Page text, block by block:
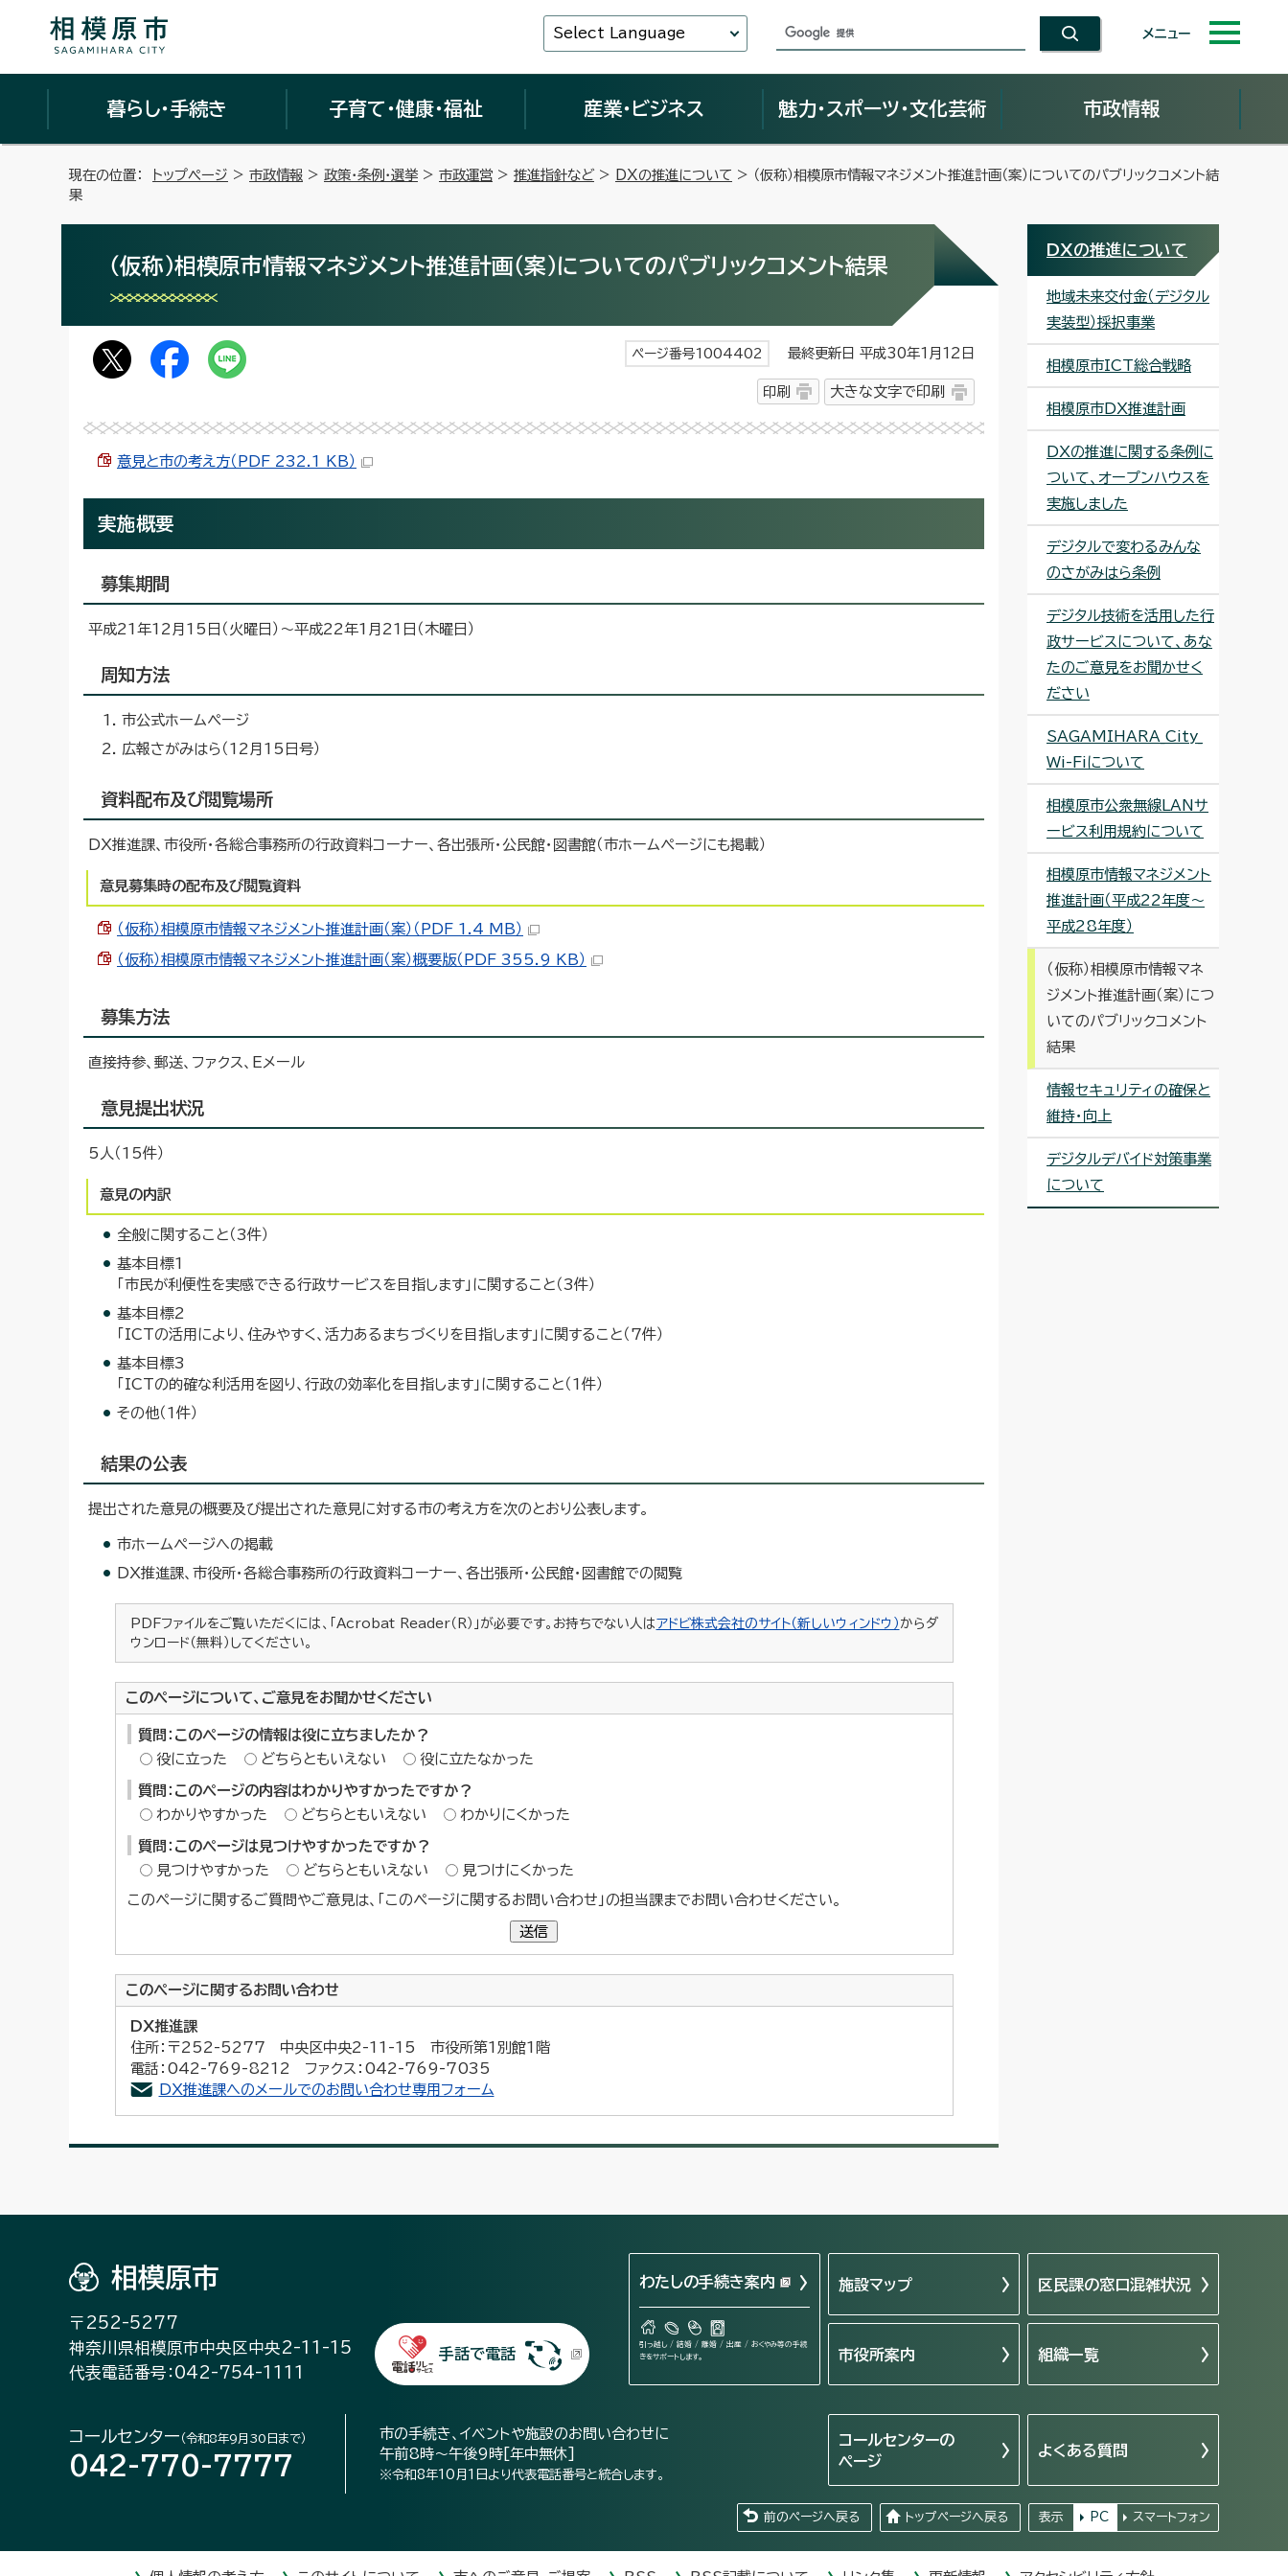
Select Language メニュー
暮らし・手続き 子育て・健康・福祉 産業・ビジネス 魅力・スポーツ・文化芸術 市政情報
現在の位置： トップページ > 市政情報 > 政策・条例・選挙 > 市政運営 > 推進指針など > DXの推進について > （仮称）相模原市情報マネジメント推進計画（案）についてのパブリックコメント結
果
（仮称）相模原市情報マネジメント推進計画（案）についてのパブリックコメント結果
ページ番号1004402 最終更新日 平成30年1月12日
印刷 大きな文字で印刷
意見と市の考え方（PDF 232.1 KB）
実施概要
募集期間
平成21年12月15日（火曜日）～平成22年1月21日（木曜日）
周知方法
市公式ホームページ
広報さがみはら（12月15日号）
資料配布及び閲覧場所
DX推進課、市役所・各総合事務所の行政資料コーナー、各出張所・公民館・図書館（市ホームページにも掲載）
意見募集時の配布及び閲覧資料
（仮称）相模原市情報マネジメント推進計画（案）（PDF 1.4 MB）
（仮称）相模原市情報マネジメント推進計画（案）概要版（PDF 355.9 KB）
募集方法
直接持参、郵送、ファクス、Eメール
意見提出状況
5人（15件）
意見の内訳
全般に関すること（3件）
基本目標1
「市民が利便性を実感できる行政サービスを目指します」に関すること（3件）
基本目標2
「ICTの活用により、住みやすく、活力あるまちづくりを目指します」に関すること（7件）
基本目標3
「ICTの的確な利活用を図り、行政の効率化を目指します」に関すること（1件）
その他（1件）
結果の公表
提出された意見の概要及び提出された意見に対する市の考え方を次のとおり公表します。
市ホームページへの掲載
DX推進課、市役所・各総合事務所の行政資料コーナー、各出張所・公民館・図書館での閲覧
PDFファイルをご覧いただくには、「Acrobat Reader（R）」が必要です。お持ちでない人はアドビ株式会社のサイト（新しいウィンドウ） からダ
ウンロード（無料）してください。
このページについて、ご意見をお聞かせください
質問：このページの情報は役に立ちましたか？
役に立った
どちらともいえない 役に立たなかった
質問：このページの内容はわかりやすかったですか？
わかりやすかった
どちらともいえない わかりにくかった
質問：このページは見つけやすかったですか？
見つけやすかった
どちらともいえない 見つけにくかった
このページに関するご質問やご意見は、「このページに関するお問い合わせ」の担当課までお問い合わせください。
送信
このページに関するお問い合わせ
DX推進課
住所：〒252-5277 中央区中央2-11-15 市役所第1別館1階
電話：042-769-8212 ファクス：042-769-7035
DX推進課へのメールでのお問い合わせ専用フォーム
DXの推進について
地域未来交付金（デジタル
実装型）採択事業
相模原市ICT総合戦略
相模原市DX推進計画
DXの推進に関する条例に
ついて、オープンハウスを
実施しました
デジタルで変わるみんな
のさがみはら条例
デジタル技術を活用した行
政サービスについて、あな
たのご意見をお聞かせく
ださい
SAGAMIHARA_City_
Wi-Fiについて
相模原市公衆無線LANサ
ービス利用規約について
相模原市情報マネジメント
推進計画（平成22年度～
平成28年度）
（仮称）相模原市情報マネ
ジメント推進計画（案）につ
いてのパブリックコメント
結果
情報セキュリティの確保と
維持・向上
デジタルデバイド対策事業
について
相模原市
〒252-5277
神奈川県相模原市中央区中央2-11-15
代表電話番号：042-754-1111
手話で電話
わたしの手続き案内
引っ越し / 結婚 / 離婚 / 出産 / おくやみ等の手続
きをサポートします。
施設マップ 区民課の窓口混雑状況
市役所案内 組織一覧
コールセンター （令和8年9月30日まで）
042-770-7777
市の手続き、イベントや施設のお問い合わせに
午前8時～午後9時[年中無休]
※令和8年10月1日より代表電話番号と統合します。
コールセンターの
ページ
よくある質問
前のページへ戻る トップページへ戻る 表示 PC スマートフォン